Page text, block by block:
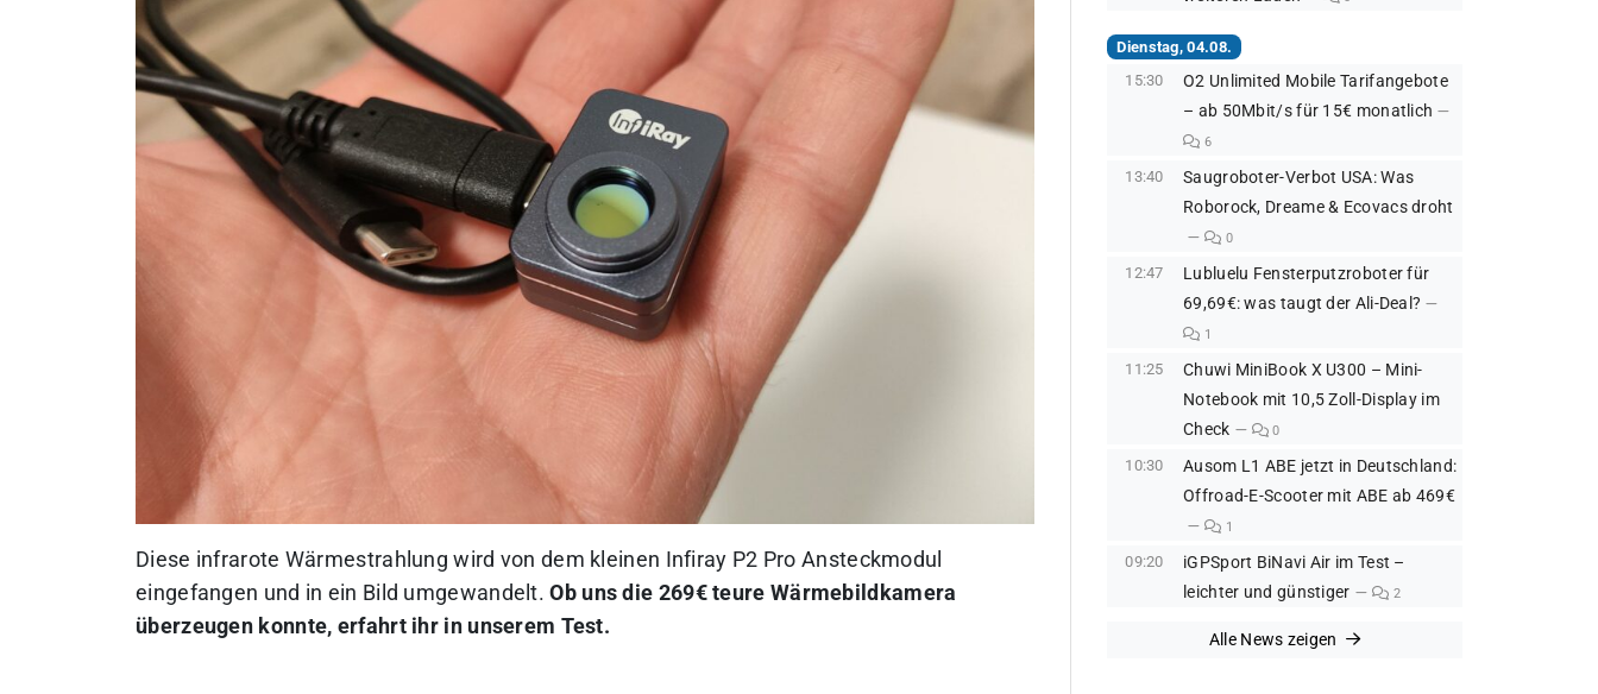
Diese infrarote Wärmestrahlung wird von dem kleinen Infiray P2 Pro Ansteckmodul
eingefangen und in ein Bild umgewandelt.Ob uns die 269€ teure Wärmebildkamera
überzeugen konnte, erfahrt ihr in unserem Test.
Dienstag, 04.08.
15:30
O2 Unlimited Mobile Tarifangebote
– ab 50Mbit/s für 15€ monatlich
6
13:40
Saugroboter-Verbot USA: Was
Roborock, Dreame & Ecovacs droht
0
12:47
Lubluelu Fensterputzroboter für
69,69€: was taugt der Ali-Deal?
1
11:25
Chuwi MiniBook X U300 – Mini-
Notebook mit 10,5 Zoll-Display im
Check
0
10:30
Ausom L1 ABE jetzt in Deutschland:
Offroad-E-Scooter mit ABE ab 469€
1
09:20
iGPSport BiNavi Air im Test –
leichter und günstiger
2
Alle News zeigen